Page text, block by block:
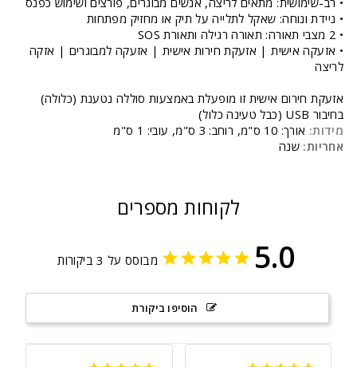
• ניידת ונוחה: שאקל לתלייה על תיק או מחזיק מפתחות
• 2 מצבי תאורה: תאורה רגילה ותאורת SOS
• אזעקה אישית | אזעקת חירות אישית | אזעקה למבוגרים | אזקה
לריצה
אזעקת חירום אישית זו מופעלת באמצעות סוללה נטענת (כלולה)
בחיבור USB (כבל טעינה כלול)
מידות: אורך: 10 ס"מ, רוחב: 3 ס"מ, עובי: 1 ס"מ
אחריות: שנה
לקוחות מספרים
5.0 מבוסס על 3 ביקורות
הוסיפו ביקורת